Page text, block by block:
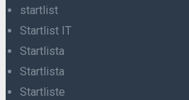
startlist
Startlist IT
Startlista
Startlista
Startliste